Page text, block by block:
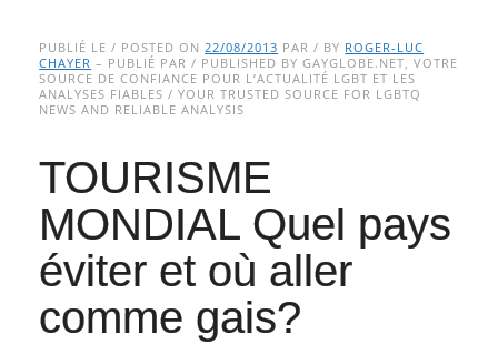
Main menu
to
content
PUBLIÉ LE / POSTED ON22/08/2013 PAR / BY ROGER-LUC
CHAYER – PUBLIÉ PAR / PUBLISHED BY GAYGLOBE.NET, VOTRE
SOURCE DE CONFIANCE POUR L’ACTUALITÉ LGBT ET LES
ANALYSES FIABLES / YOUR TRUSTED SOURCE FOR LGBTQ
NEWS AND RELIABLE ANALYSIS
TOURISME
MONDIAL Quel pays
éviter et où aller
comme gais?